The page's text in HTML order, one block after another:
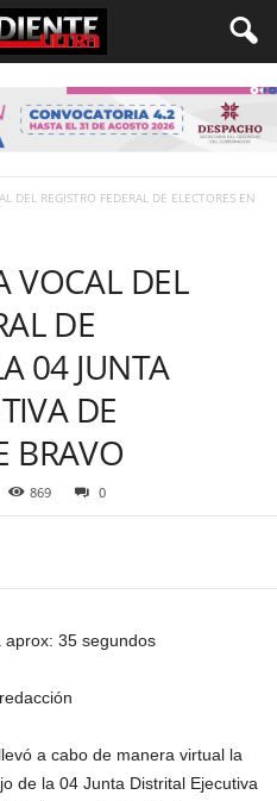
DEL REGISTRO FEDERAL DE ELECTORES EN
VOCAL DEL
DE
04 JUNTA
DE
BRAVO
869 0
aprox: 35 segundos
a cabo de manera virtual la
de la 04 Junta Distrital Ejecutiva